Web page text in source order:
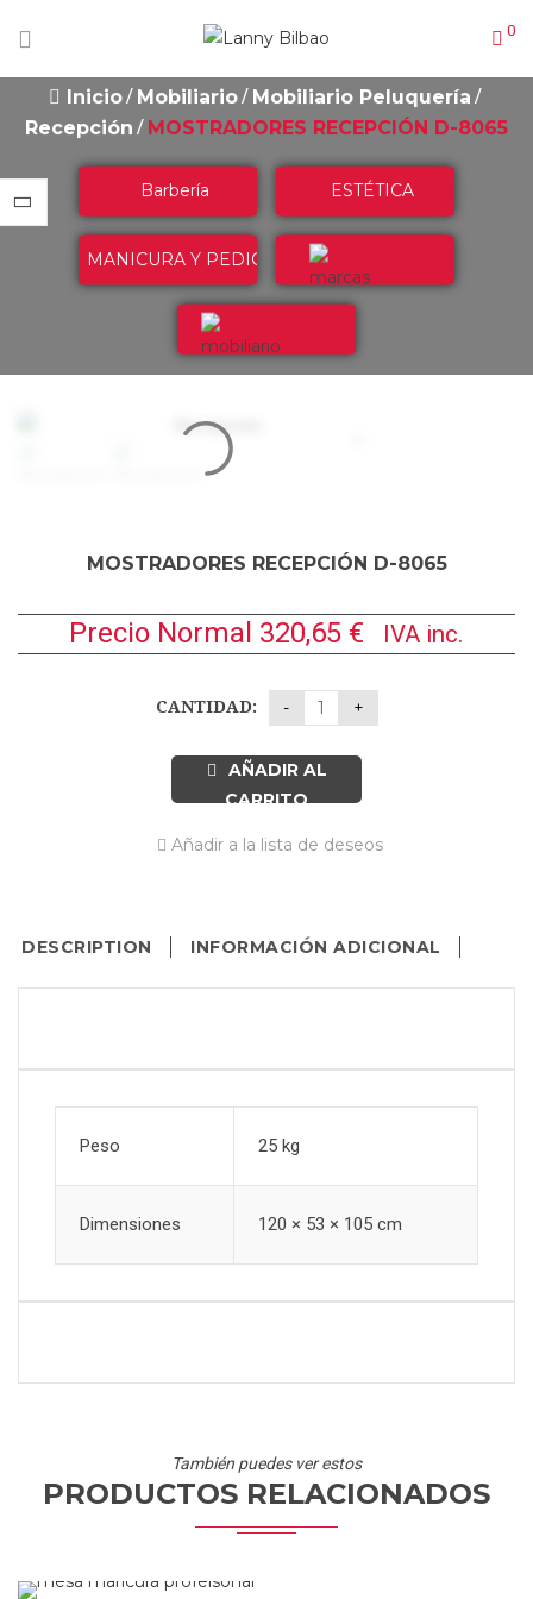
0
Inicio Mobiliario
Mobiliario Peluquería
Recepción
MOSTRADORES RECEPCIÓN D-8065
Barbería ESTÉTICA
MANICURA Y PEDICURA
MOSTRADORES RECEPCIÓN D-8065
Precio Normal 320,65 € IVA inc.
CANTIDAD:
AÑADIR AL
CARRITO
Añadir a la lista de deseos
DESCRIPTION INFORMACIÓN ADICIONAL
Peso 25 kg
Dimensiones 120 × 53 × 105 cm
También puedes ver estos
PRODUCTOS RELACIONADOS